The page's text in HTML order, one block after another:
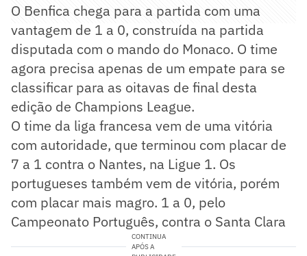
O Benfica chega para a partida com uma
vantagem de 1 a 0, construída na partida
disputada com o mando do Monaco. O time
agora precisa apenas de um empate para se
classificar para as oitavas de final desta
edição de Champions League.
O time da liga francesa vem de uma vitória
com autoridade, que terminou com placar de
7 a 1 contra o Nantes, na Ligue 1. Os
portugueses também vem de vitória, porém
com placar mais magro. 1 a 0, pelo
Campeonato Português, contra o Santa Clara
CONTINUA
APÓS A